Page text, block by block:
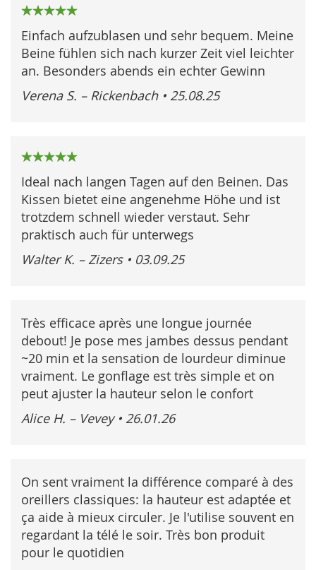
100%
Einfach aufzublasen und sehr bequem. Meine
Beine fühlen sich nach kurzer Zeit viel leichter
an. Besonders abends ein echter Gewinn
Verena S. – Rickenbach • 25.08.25
100%
Ideal nach langen Tagen auf den Beinen. Das
Kissen bietet eine angenehme Höhe und ist
trotzdem schnell wieder verstaut. Sehr
praktisch auch für unterwegs
Walter K. – Zizers • 03.09.25
Très efficace après une longue journée
debout! Je pose mes jambes dessus pendant
~20 min et la sensation de lourdeur diminue
vraiment. Le gonflage est très simple et on
peut ajuster la hauteur selon le confort
Alice H. – Vevey • 26.01.26
On sent vraiment la différence comparé à des
oreillers classiques: la hauteur est adaptée et
ça aide à mieux circuler. Je l'utilise souvent en
regardant la télé le soir. Très bon produit
pour le quotidien